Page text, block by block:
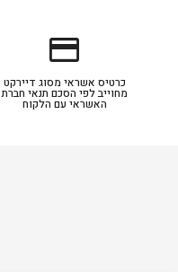
credit_card
כרטיס אשראי מסוג דיירקט
מחוייב לפי הסכם תנאי חברת
האשראי עם הלקוח